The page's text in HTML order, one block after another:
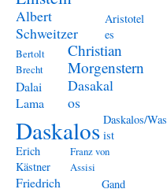
Albert
Schweitzer
Aristotel
es
Bertolt
Brecht
Christian
Morgenstern
Dalai
Lama
Dasakal
os
Daskalos Daskalos/Was
ist
Erich
Kästner
Franz von
Assisi
Friedrich
Gand